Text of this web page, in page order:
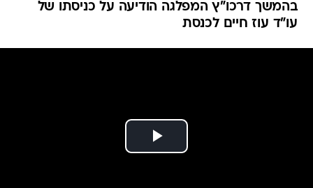
בהמשך דרכו"ץ המפלגה הודיעה על כניסתו של
עו"ד עוז חיים לכנסת